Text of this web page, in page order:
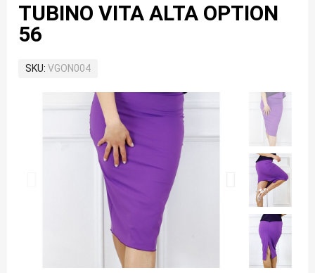
TUBINO VITA ALTA OPTION
56
SKU VGON004